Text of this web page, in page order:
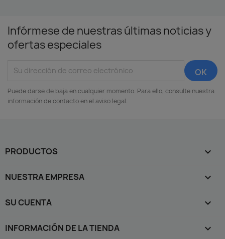
Infórmese de nuestras últimas noticias y
ofertas especiales
Puede darse de baja en cualquier momento. Para ello, consulte nuestra
información de contacto en el aviso legal.
PRODUCTOS 
NUESTRA EMPRESA 
SU CUENTA 
INFORMACIÓN DE LA TIENDA keyboard_arrow_down